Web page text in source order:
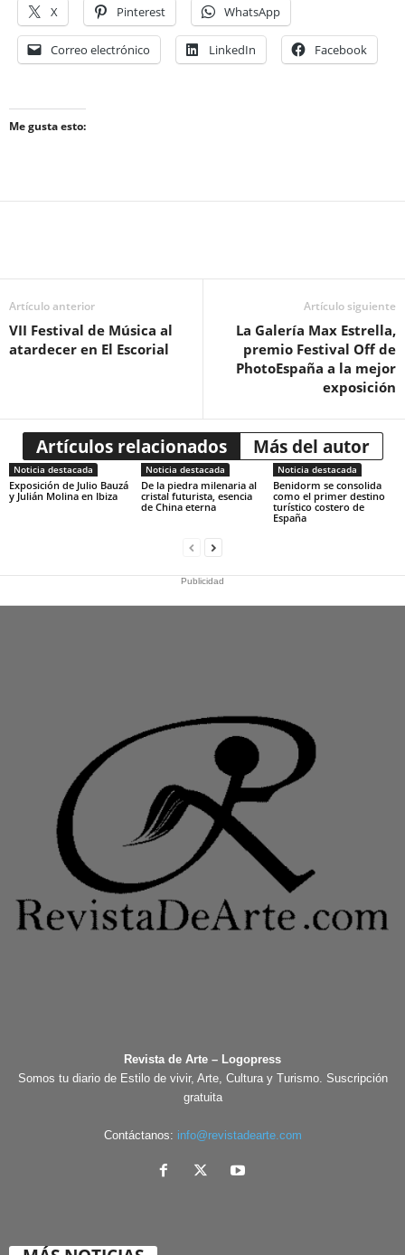
X Pinterest WhatsApp
Correo electrónico LinkedIn Facebook
Me gusta esto:
Artículo anterior
VII Festival de Música al
atardecer en El Escorial
Artículo siguiente
La Galería Max Estrella,
premio Festival Off de
PhotoEspaña a la mejor
exposición
Artículos relacionados Más del autor
Noticia destacada
Exposición de Julio Bauzá
y Julián Molina en Ibiza
Noticia destacada
De la piedra milenaria al
cristal futurista, esencia
de China eterna
Noticia destacada
Benidorm se consolida
como el primer destino
turístico costero de
España
Publicidad
Revista de Arte – Logopress
Somos tu diario de Estilo de vivir, Arte, Cultura y Turismo. Suscripción
gratuita
Contáctanos: info@revistadearte.com